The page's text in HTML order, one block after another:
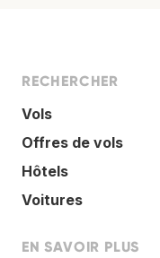
RECHERCHER
Vols
Offres de vols
Hôtels
Voitures
EN SAVOIR PLUS